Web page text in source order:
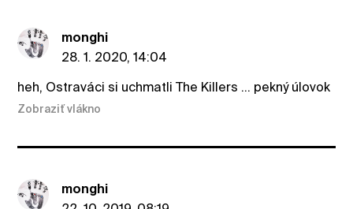
monghi
28. 1. 2020, 14:04
heh, Ostraváci si uchmatli The Killers ... pekný úlovok
Zobraziť vlákno
monghi